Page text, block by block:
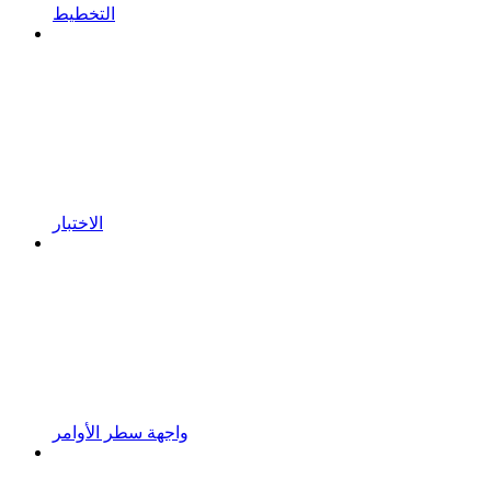
التخطيط
الاختبار
واجهة سطر الأوامر